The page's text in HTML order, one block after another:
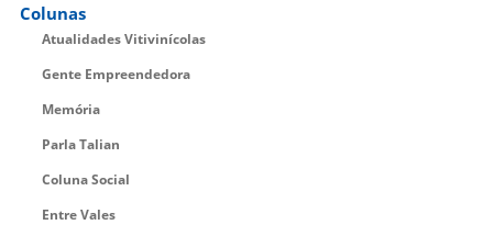
Colunas
Atualidades Vitivinícolas
Gente Empreendedora
Memória
Parla Talian
Coluna Social
Entre Vales